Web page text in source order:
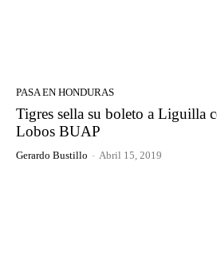
PASA EN HONDURAS
Tigres sella su boleto a Liguilla
Lobos BUAP
Gerardo Bustillo - Abril 15, 2019